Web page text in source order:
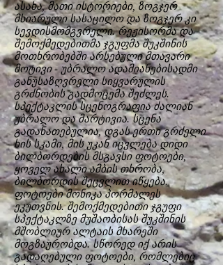
ასახა, მათი ისტორიები, ზოგჯერ
მხიარული სასაცილო და ზოგჯერ კი
სევდისმომგვრელი. რეჟისორმა და
შემოქმედებითმა ჯგუფმა შუკშინის
მოთხრობებში არსებული მთავარი
მოტივი - უბრალო ადამიანებისადმი
განუსაზღვრელი სიყვარულის
გრძნობის გადმოცემა შეძლეს.
სპექტაკლის სცენოგრაფია ძალიან
უბრალო და მარტივია. სცენა
გადანათებულია, დგას ერთი გრძელი
ხის სკამი, მის უკან იცვლება დიდი
ბილბორდების მსგავსი ფოტოები,
ყოველ ახალი ამბის თხრობა,
ბილბორდის შეცვლით იწყება.
ფოტოები მონიკა პორმალეს
ეკუთვნის. შემოქმედებითი ჯგუფი
სპექტაკლზე მუშაობისას შუკშინის
მშობლიურ ალტაის მხარეში
მოგზაურობდა. სწორედ იქ არის
გადაღებული ფოტოები, რომლებიც